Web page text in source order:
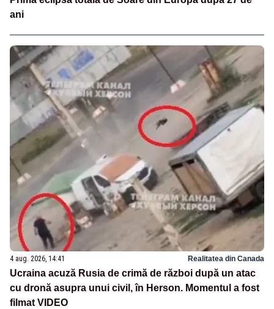
ani
4 aug. 2026, 14:41 Realitatea din Canada
Ucraina acuză Rusia de crimă de război după un atac
cu dronă asupra unui civil, în Herson. Momentul a fost
filmat VIDEO